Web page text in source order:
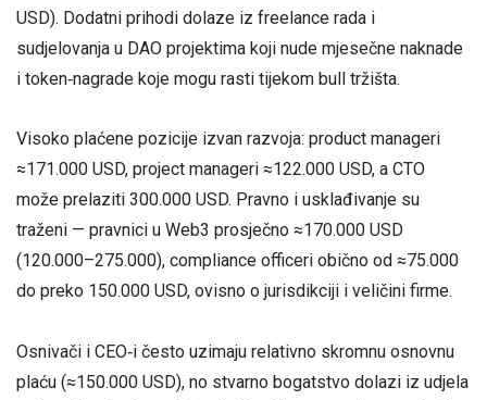
USD). Dodatni prihodi dolaze iz freelance rada i
sudjelovanja u DAO projektima koji nude mjesečne naknade
i token‑nagrade koje mogu rasti tijekom bull tržišta.
Visoko plaćene pozicije izvan razvoja: product manageri
≈171.000 USD, project manageri ≈122.000 USD, a CTO
može prelaziti 300.000 USD. Pravno i usklađivanje su
traženi — pravnici u Web3 prosječno ≈170.000 USD
(120.000–275.000), compliance officeri obično od ≈75.000
do preko 150.000 USD, ovisno o jurisdikciji i veličini firme.
Osnivači i CEO‑i često uzimaju relativno skromnu osnovnu
plaću (≈150.000 USD), no stvarno bogatstvo dolazi iz udjela